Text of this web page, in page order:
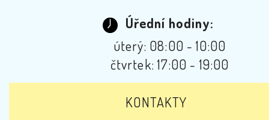
Úřední hodiny:
úterý: 08:00 - 10:00
čtvrtek: 17:00 - 19:00
KONTAKTY